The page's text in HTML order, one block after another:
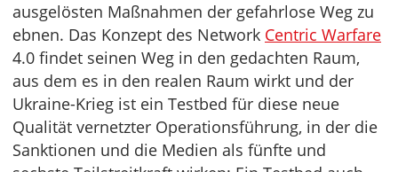
ausgelösten Maßnahmen der gefahrlose Weg zu
ebnen. Das Konzept des Network Centric Warfare
4.0 findet seinen Weg in den gedachten Raum,
aus dem es in den realen Raum wirkt und der
Ukraine-Krieg ist ein Testbed für diese neue
Qualität vernetzter Operationsführung, in der die
Sanktionen und die Medien als fünfte und